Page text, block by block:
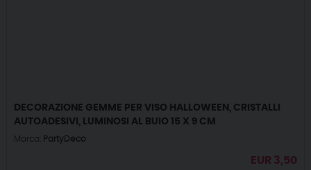
DECORAZIONE GEMME PER VISO HALLOWEEN, CRISTALLI
AUTOADESIVI, LUMINOSI AL BUIO 15 X 9 CM
Marca: PartyDeco
EUR 3,50